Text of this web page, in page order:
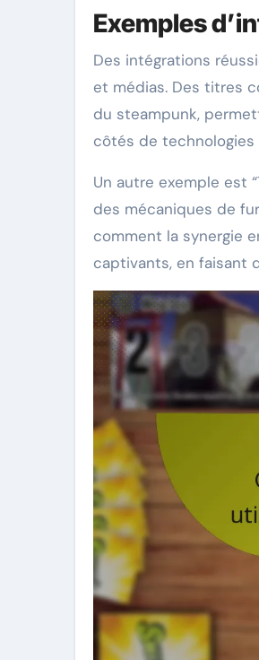
Exemples
Des intégrations
et médias. Des titres
du steampunk,
côtés de technologies
Un autre exemple est
des mécaniques de
comment la synergie
captivants, en faisant